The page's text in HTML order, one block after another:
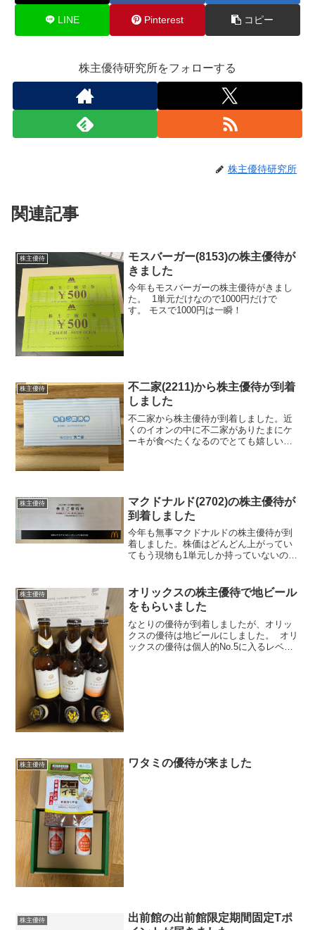
LINE Pinterest コピー
株主優待研究所をフォローする
株主優待研究所
関連記事
株主優待
モスバーガー(8153)の株主優待が
きました
今年もモスバーガーの株主優待がきまし
た。 1単元だけなので1000円だけで
す。 モスで1000円は一瞬！
株主優待
不二家(2211)から株主優待が到着
しました
不二家から株主優待が到着しました。近
くのイオンの中に不二家がありたまにケ
ーキが食べたくなるのでとても嬉しい優
株主優待
マクドナルド(2702)の株主優待が
到着しました
今年も無事マクドナルドの株主優待が到
着しました。株価はどんどん上がってい
てもう現物も1単元しか持っていないので
現物はなかなか増やせないので来年は取
れるなら全力でとろうか...
株主優待
オリックスの株主優待で地ビール
をもらいました
なとりの優待が到着しましたが、オリッ
クスの優待は地ビールにしました。 オリ
ックスの優待は個人的No.5に入るレベル
株主優待 ワタミの優待が来ました
株主優待
出前館の出前館限定期間固定Tポ